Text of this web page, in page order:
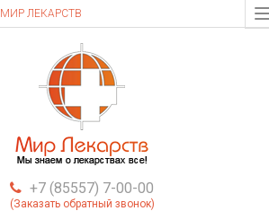
МИР ЛЕКАРСТВ
+7 (85557) 7-00-00
(Заказать обратный звонок)